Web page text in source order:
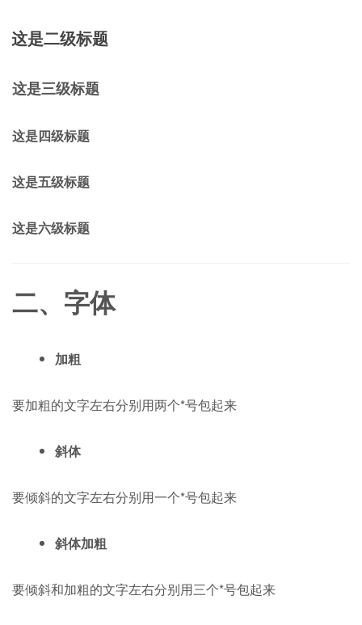
这是二级标题
这是三级标题
这是四级标题
这是五级标题
这是六级标题
二、字体
加粗
要加粗的文字左右分别用两个*号包起来
斜体
要倾斜的文字左右分别用一个*号包起来
斜体加粗
要倾斜和加粗的文字左右分别用三个*号包起来